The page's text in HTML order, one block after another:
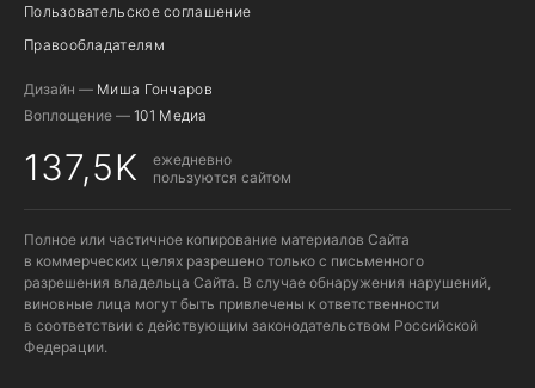
Пользовательское соглашение
Правообладателям
Дизайн — Миша Гончаров
Воплощение — 101 Медиа
137,5K
ежедневно
пользуются сайтом
Полное или частичное копирование материалов Сайта
в коммерческих целях разрешено только с письменного
разрешения владельца Сайта. В случае обнаружения нарушений,
виновные лица могут быть привлечены к ответственности
в соответствии с действующим законодательством Российской
Федерации.